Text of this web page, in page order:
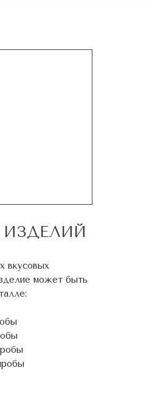
вкусовых
может быть